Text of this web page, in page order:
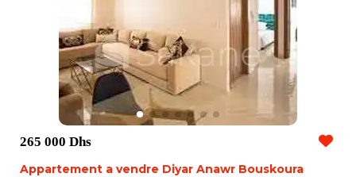
265 000 Dhs
Appartement a vendre Diyar Anawr Bouskoura